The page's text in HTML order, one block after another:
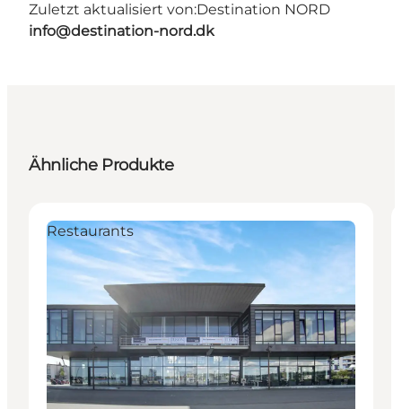
Zuletzt aktualisiert von:Destination NORD
info@destination-nord.dk
Ähnliche Produkte
Restaurants